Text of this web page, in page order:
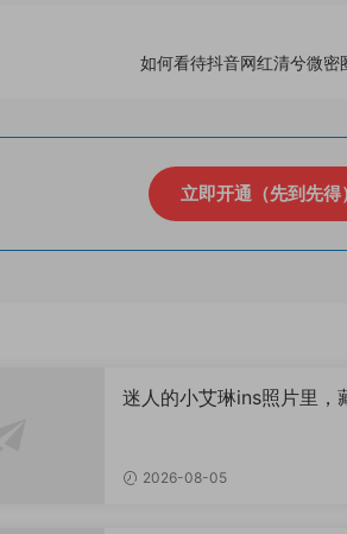
如何看待抖音网红清兮微密
立即开通（先到先得
迷人的小艾琳ins照片里，
2026-08-05